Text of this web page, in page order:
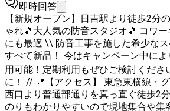
即時回答
【新規オープン】日吉駅より徒歩2分
ゃれ🎵大人気の防音スタジオ🎵 コワ
にも最適 \\ 防音工事を施した希少なスペースです！備品は
すべて新品！ 今はキャンペーン中に
用可能！定期利用もぜひご検討くださ
に！ // 📍【アクセス】 東急東横線・グリーンライン 日吉駅
西口より普通部通りを真っ直ぐ徒歩2
のりもわかりやすいので現地集合や集